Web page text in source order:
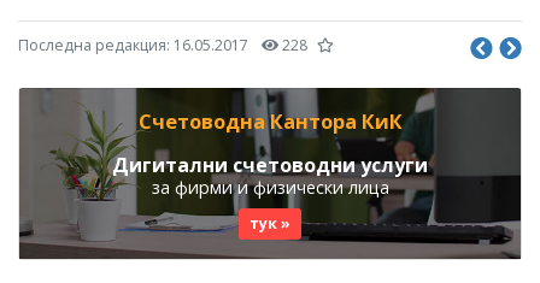
Последна редакция: 16.05.2017 228
Счетоводна Кантора КиК
Дигитални счетоводни услуги
за фирми и физически лица
тук »